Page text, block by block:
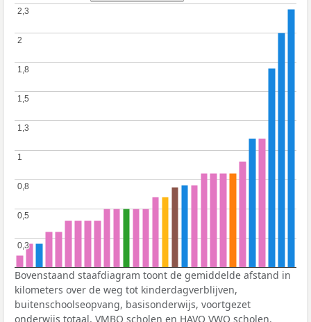
0,3
0,3
0,5
0,5
0,8
0,8
1
1
1,3
1,3
1,5
1,5
1,8
1,8
2
2
2,3
2,3
Bovenstaand staafdiagram toont de gemiddelde afstand in
kilometers over de weg tot kinderdagverblijven,
buitenschoolseopvang, basisonderwijs, voortgezet
onderwijs totaal, VMBO scholen en HAVO VWO scholen.